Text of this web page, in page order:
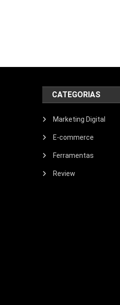
CATEGORIAS
Marketing Digital
E-commerce
Ferramentas
Review